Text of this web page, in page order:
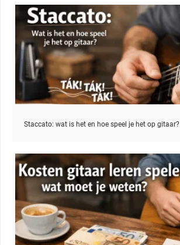
Staccato: wat is het en hoe speel je het op gitaar?